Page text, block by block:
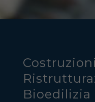
Bioedilizia